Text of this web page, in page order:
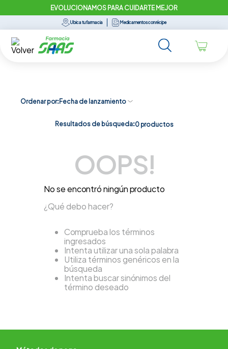
EVOLUCIONAMOS PARA CUIDARTE MEJOR
Ubica tu farmacia Medicamentos con récipe
Ordenar por Fecha de lanzamiento
Resultados de búsqueda:0 productos
OOPS!
No se encontró ningún producto
¿Qué debo hacer?
Comprueba los términos
ingresados
Intenta utilizar una sola palabra
Utiliza términos genéricos en la
búsqueda
Intenta buscar sinónimos del
término deseado